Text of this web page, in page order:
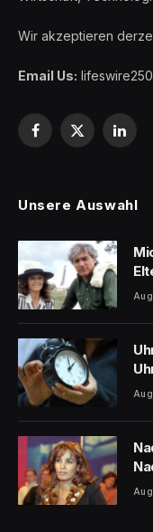
Wir akzeptieren
Email Us:
Facebook
X
Unsere Auswahl